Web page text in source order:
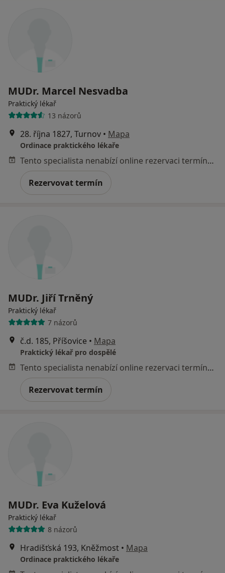
MUDr. Marcel Nesvadba
Praktický lékař
13 názorů
28. října 1827, Turnov • Mapa
Ordinace praktického lékaře
Tento specialista nenabízí online rezervaci termínu na této adrese.
Rezervovat termín
MUDr. Jiří Trněný
Praktický lékař
7 názorů
č.d. 185, Příšovice • Mapa
Praktický lékař pro dospělé
Tento specialista nenabízí online rezervaci termínu na této adrese.
Rezervovat termín
MUDr. Eva Kuželová
Praktický lékař
8 názorů
Hradišťská 193, Kněžmost • Mapa
Ordinace praktického lékaře